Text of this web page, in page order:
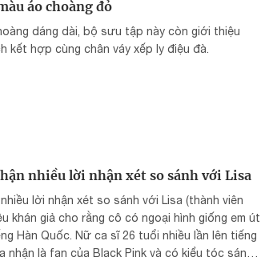
áo choàng đỏ
dáng dài, bộ sưu tập này còn giới thiệu
kết hợp cùng chân váy xếp ly điệu đà.
nhiều lời nhận xét so sánh với Lisa
lời nhận xét so sánh với Lisa (thành viên
khán giả cho rằng cô có ngoại hình giống em út
Hàn Quốc. Nữ ca sĩ 26 tuổi nhiều lần lên tiếng
nhận là fan của Black Pink và có kiểu tóc sáng